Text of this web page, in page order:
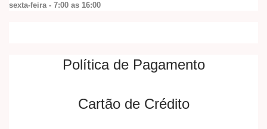
sexta-feira - 7:00 as 16:00
Política de Pagamento
Cartão de Crédito